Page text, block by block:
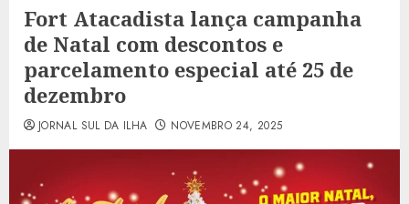
Fort Atacadista lança campanha
de Natal com descontos e
parcelamento especial até 25 de
dezembro
JORNAL SUL DA ILHA NOVEMBRO 24, 2025